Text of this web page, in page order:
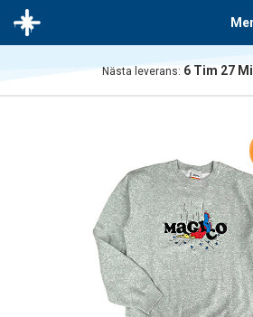
Nästa leverans: 6 Tim 27